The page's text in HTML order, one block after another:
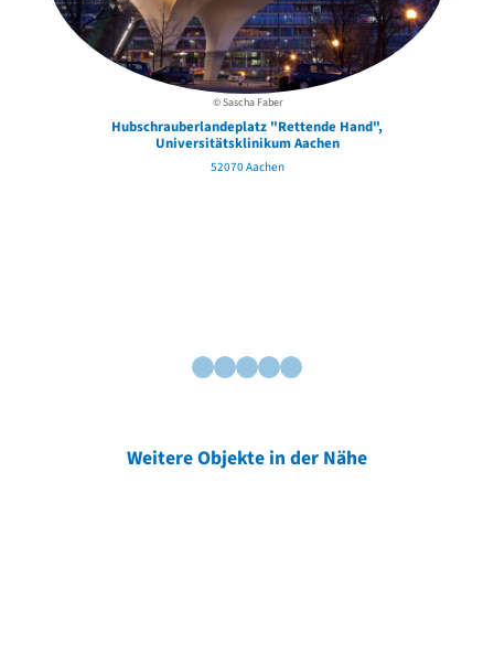
© Sascha Faber
Hubschrauberlandeplatz "Rettende Hand",
Universitätsklinikum Aachen
52070 Aachen
Weitere Objekte in der Nähe